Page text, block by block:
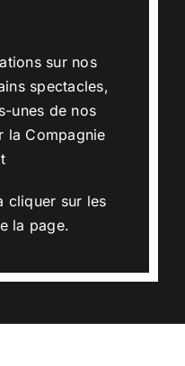
sur nos
spectacles,
unes de nos
la Compagnie
cliquer sur les
la page.